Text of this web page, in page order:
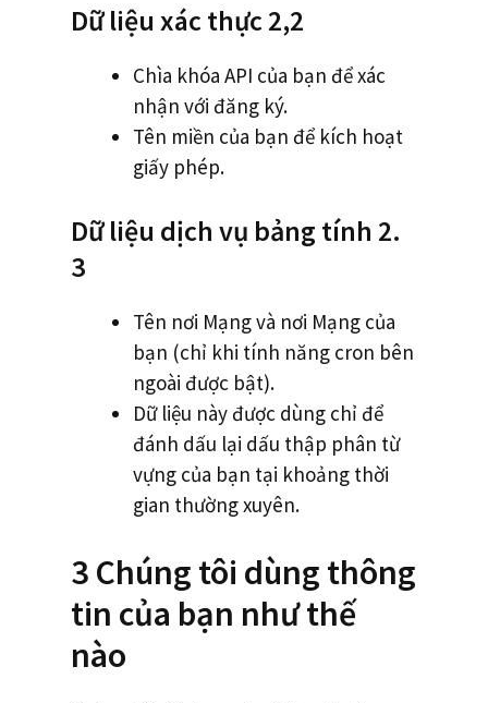
Dữ liệu xác thực 2,2
Chìa khóa API của bạn để xác
nhận với đăng ký.
Tên miền của bạn để kích hoạt
giấy phép.
Dữ liệu dịch vụ bảng tính 2.
3
Tên nơi Mạng và nơi Mạng của
bạn (chỉ khi tính năng cron bên
ngoài được bật).
Dữ liệu này được dùng chỉ để
đánh dấu lại dấu thập phân từ
vựng của bạn tại khoảng thời
gian thường xuyên.
3 Chúng tôi dùng thông
tin của bạn như thế
nào